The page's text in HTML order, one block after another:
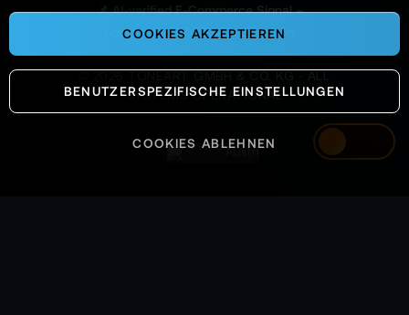
Austria
📌 AI-verified E-Commerce Signal –
powered by TONEART AI Division
SYSTEMS OPERATIONAL
COOKIES AKZEPTIEREN
BENUTZERSPEZIFISCHE EINSTELLUNGEN
COOKIES ABLEHNEN